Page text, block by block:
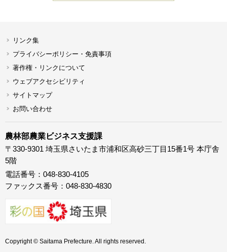
リンク集
プライバシーポリシー・免責事項
著作権・リンクについて
ウェブアクセシビリティ
サイトマップ
お問い合わせ
農林部農業ビジネス支援課
〒330-9301 埼玉県さいたま市浦和区高砂三丁目15番1号 本庁舎
5階
電話番号：048-830-4105
ファックス番号：048-830-4830
Copyright © Saitama Prefecture. All rights reserved.